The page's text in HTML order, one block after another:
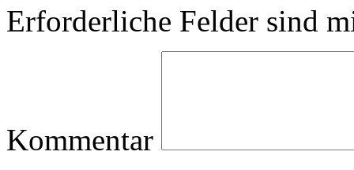
Erforderliche Felder sind
Kommentar